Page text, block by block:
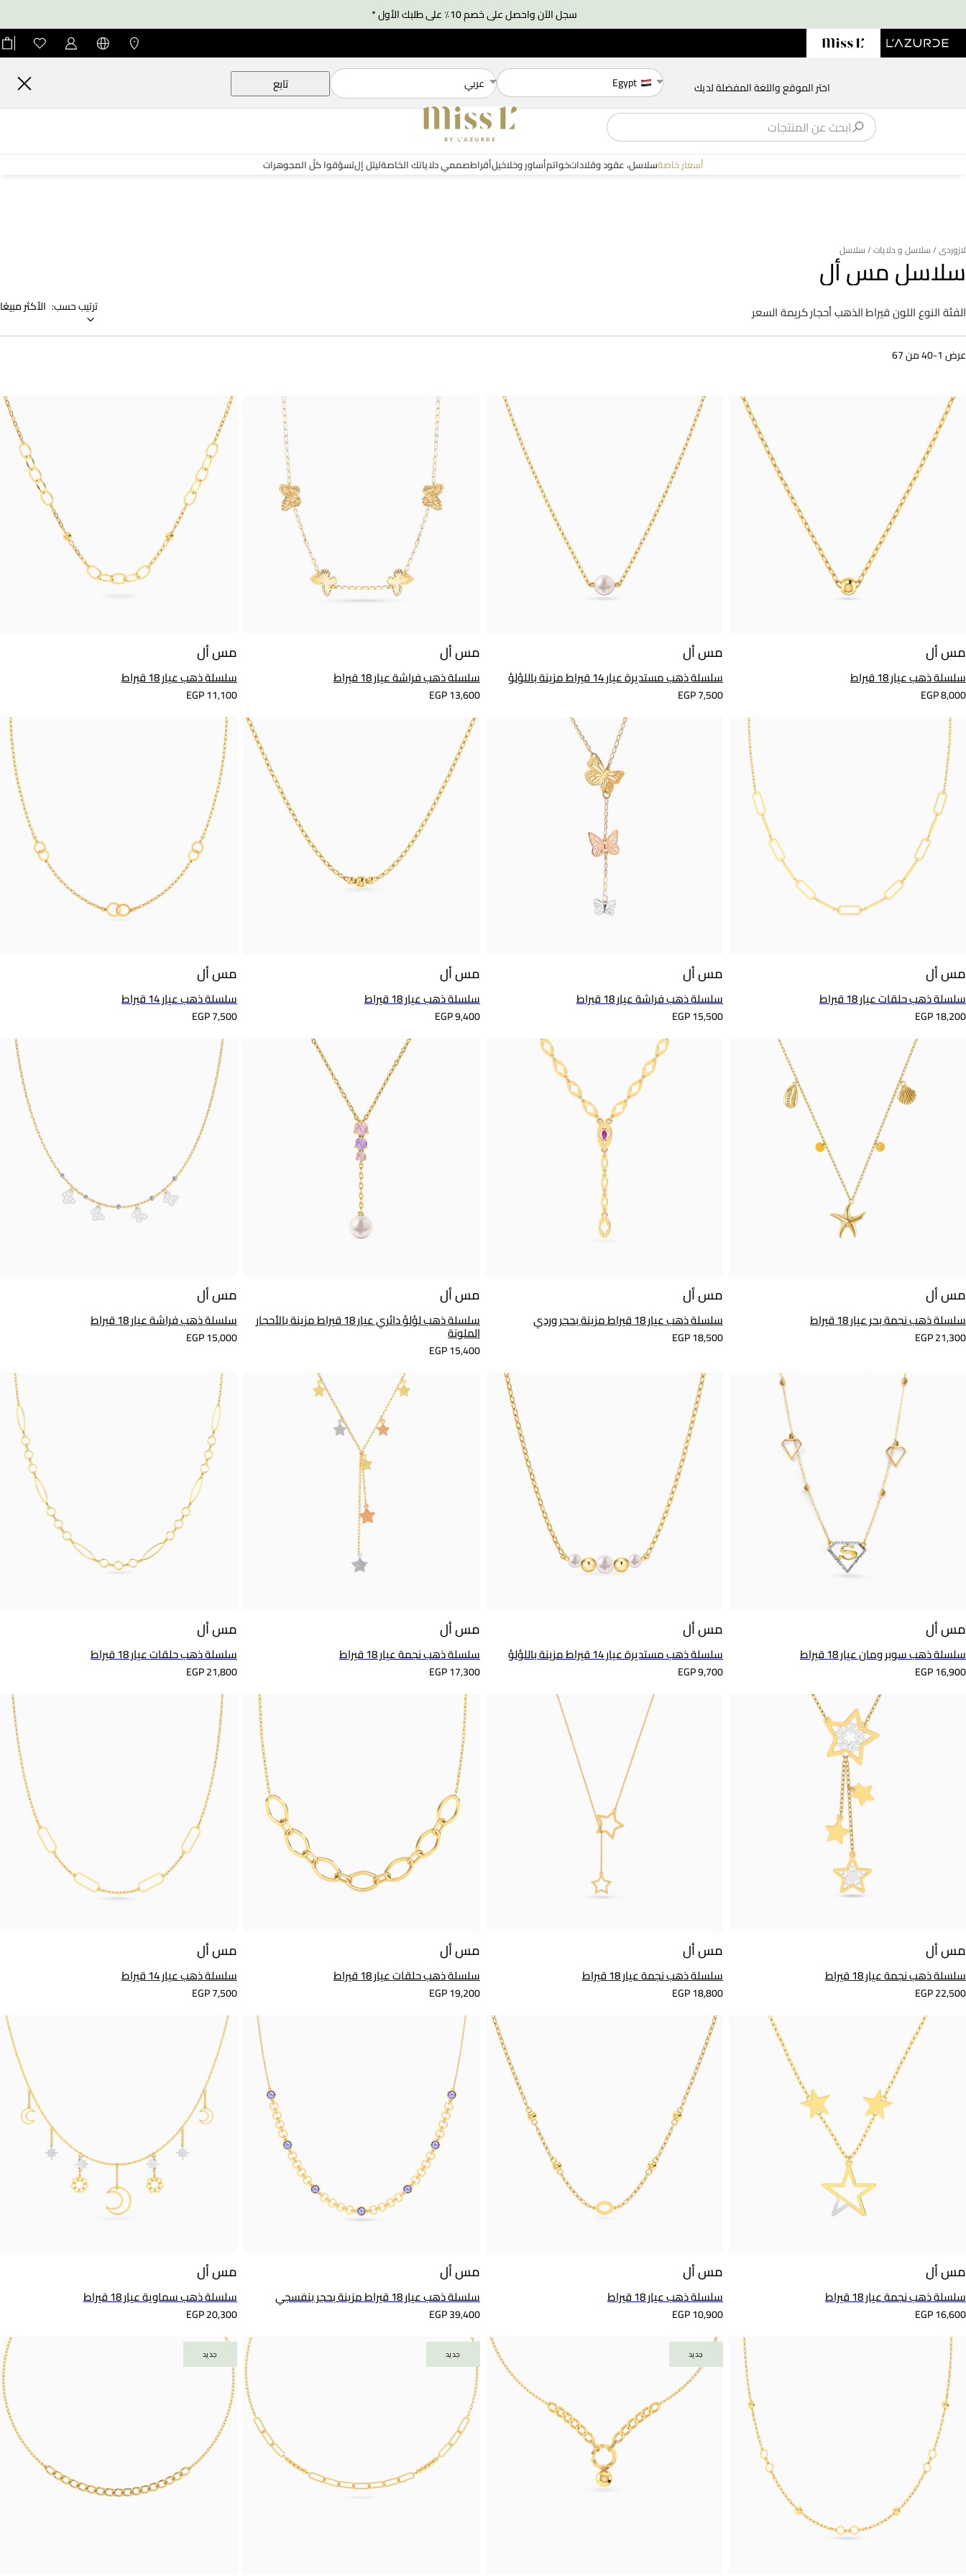
سجل الآن واحصل على خصم 10٪ على طلبك الأول *
اختر الموقع واللغة المفضلة لديك Egypt عربي تابع
أسعار خاصةسلاسل، عقود وقلاداتخواتمأساور وخلاخيلأقراطصممي دلاياتك الخاصةليتل إلتسوّقوا كلّ المجوهرات
سلاسل مس أل
لازوردى/ سلاسل و دلايات/ سلاسل
عرض 1-40 من 67
الفئةالنوعاللونقيراط الذهبأحجار كريمةالسعر ترتيب حسب: الأكثر مبيعًا
مس أل
سلسلة ذهب عيار 18 قيراط
EGP 8,000
مس أل
سلسلة ذهب مستديرة عيار 14 قيراط مزينة باللؤلؤ
EGP 7,500
مس أل
سلسلة ذهب فراشة عيار 18 قيراط
EGP 13,600
مس أل
سلسلة ذهب عيار 18 قيراط
EGP 11,100
مس أل
سلسلة ذهب حلقات عيار 18 قيراط
EGP 18,200
مس أل
سلسلة ذهب فراشة عيار 18 قيراط
EGP 15,500
مس أل
سلسلة ذهب عيار 18 قيراط
EGP 9,400
مس أل
سلسلة ذهب عيار 14 قيراط
EGP 7,500
مس أل
سلسلة ذهب نجمة بحر عيار 18 قيراط
EGP 21,300
مس أل
سلسلة ذهب عيار 18 قيراط مزينة بحجر وردي
EGP 18,500
مس أل
سلسلة ذهب لؤلؤ دائري عيار 18 قيراط مزينة بالأحجار
الملونة
EGP 15,400
مس أل
سلسلة ذهب فراشة عيار 18 قيراط
EGP 15,000
مس أل
سلسلة ذهب سوبر ومان عيار 18 قيراط
EGP 16,900
مس أل
سلسلة ذهب مستديرة عيار 14 قيراط مزينة باللؤلؤ
EGP 9,700
مس أل
سلسلة ذهب نجمة عيار 18 قيراط
EGP 17,300
مس أل
سلسلة ذهب حلقات عيار 18 قيراط
EGP 21,800
مس أل
سلسلة ذهب نجمة عيار 18 قيراط
EGP 22,500
مس أل
سلسلة ذهب نجمة عيار 18 قيراط
EGP 18,800
مس أل
سلسلة ذهب حلقات عيار 18 قيراط
EGP 19,200
مس أل
سلسلة ذهب عيار 14 قيراط
EGP 7,500
مس أل
سلسلة ذهب نجمة عيار 18 قيراط
EGP 16,600
مس أل
سلسلة ذهب عيار 18 قيراط
EGP 10,900
مس أل
سلسلة ذهب عيار 18 قيراط مزينة بحجر بنفسجي
EGP 39,400
مس أل
سلسلة ذهب سماوية عيار 18 قيراط
EGP 20,300
جديد
جديد جديد
جديد جديد
جديد